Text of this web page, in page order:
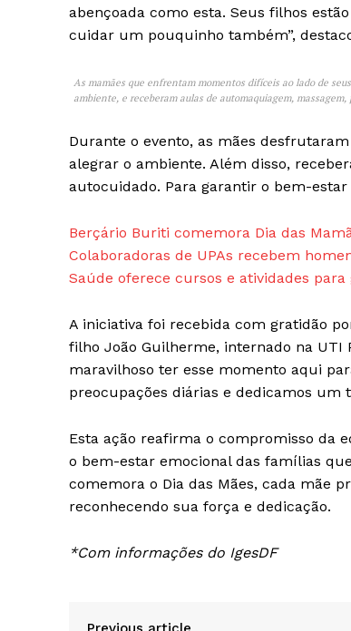
abençoada como esta. Seus filhos
cuidar um pouquinho também”,
As mamães que enfrentam momentos difíceis ao lado de
ambiente, e receberam aulas de automaquiagem,
Durante o evento, as mães
alegrar o ambiente. Além disso,
autocuidado. Para garantir o bem-
Berçário Buriti comemora Dia das
Colaboradoras de UPAs recebem
Saúde oferece cursos e atividades
A iniciativa foi recebida com gratidão
filho João Guilherme, internado na UTI
maravilhoso ter esse momento aqui
preocupações diárias e dedicamos um
Esta ação reafirma o compromisso da
o bem-estar emocional das famílias
comemora o Dia das Mães, cada mãe
reconhecendo sua força e dedicação.
*Com informações do IgesDF